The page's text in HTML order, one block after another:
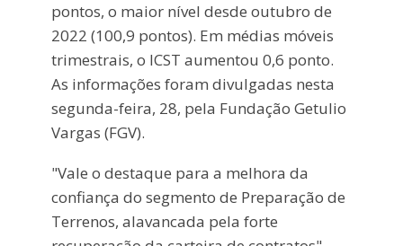
pontos, o maior nível desde outubro de
2022 (100,9 pontos). Em médias móveis
trimestrais, o ICST aumentou 0,6 ponto.
As informações foram divulgadas nesta
segunda-feira, 28, pela Fundação Getulio
Vargas (FGV).
"Vale o destaque para a melhora da
confiança do segmento de Preparação de
Terrenos, alavancada pela forte